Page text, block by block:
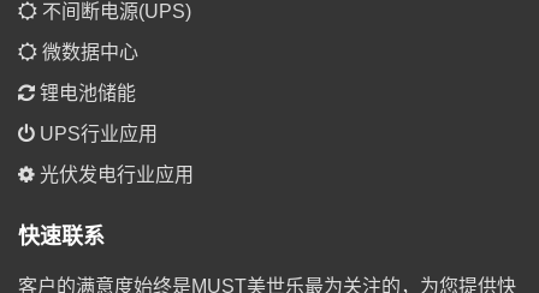
不间断电源(UPS)
微数据中心
锂电池储能
UPS行业应用
光伏发电行业应用
快速联系
客户的满意度始终是MUST美世乐最为关注的，为您提供快